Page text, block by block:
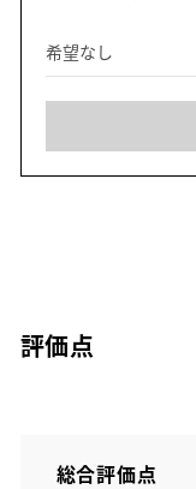
評価点
総合評価点